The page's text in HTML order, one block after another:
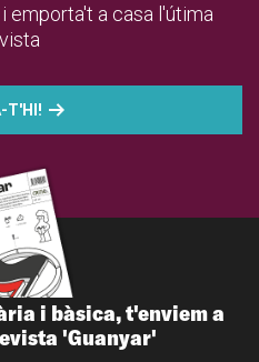
emporta't a casa l'útima
T'HI!
i bàsica, t'enviem a
'Guanyar'